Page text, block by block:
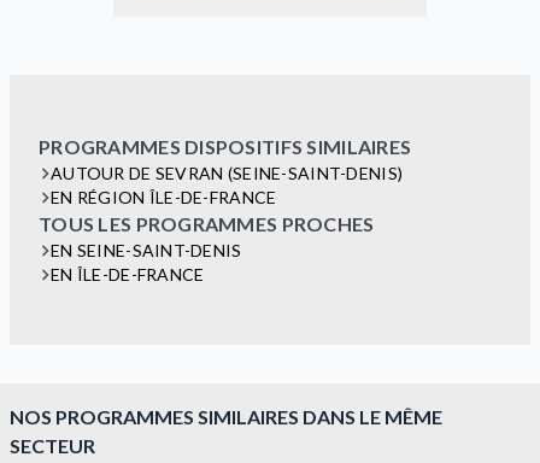
PROGRAMMES DISPOSITIFS SIMILAIRES
AUTOUR DE SEVRAN (SEINE-SAINT-DENIS)
EN RÉGION ÎLE-DE-FRANCE
TOUS LES PROGRAMMES PROCHES
EN SEINE-SAINT-DENIS
EN ÎLE-DE-FRANCE
NOS PROGRAMMES SIMILAIRES DANS LE MÊME
SECTEUR